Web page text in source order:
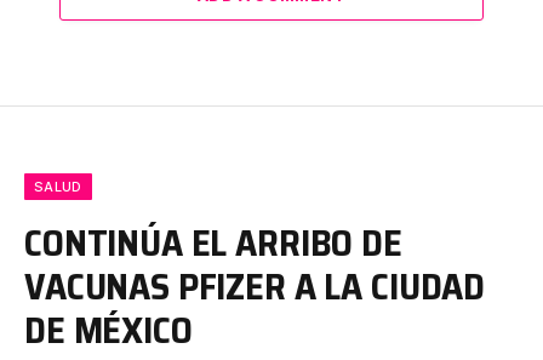
SALUD
CONTINÚA EL ARRIBO DE
VACUNAS PFIZER A LA CIUDAD
DE MÉXICO